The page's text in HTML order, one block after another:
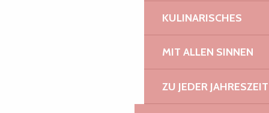
KULINARISCHES
MIT ALLEN SINNEN
ZU JEDER JAHRESZEIT